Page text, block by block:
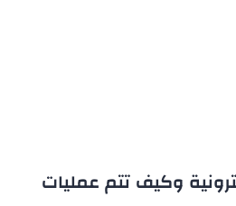
وكيف تتم عمليات